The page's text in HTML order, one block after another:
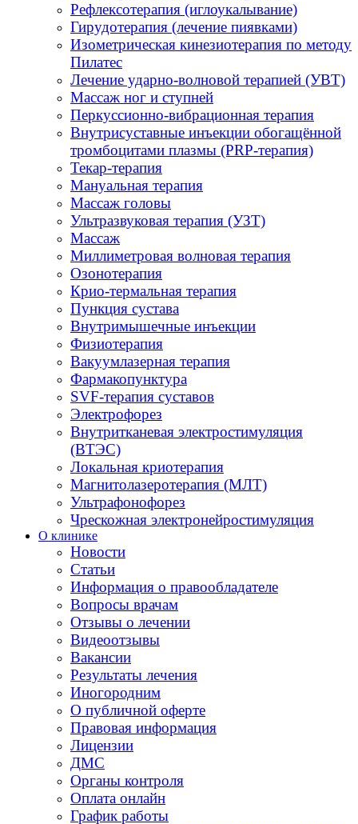
Рефлексотерапия (иглоукалывание)
Гирудотерапия (лечение пиявками)
Изометрическая кинезиотерапия по методу
Пилатес
Лечение ударно-волновой терапией (УВТ)
Массаж ног и ступней
Перкуссионно-вибрационная терапия
Внутрисуставные инъекции обогащённой
тромбоцитами плазмы (PRP-терапия)
Текар-терапия
Мануальная терапия
Массаж головы
Ультразвуковая терапия (УЗТ)
Массаж
Миллиметровая волновая терапия
Озонотерапия
Крио-термальная терапия
Пункция сустава
Внутримышечные инъекции
Физиотерапия
Вакуумлазерная терапия
Фармакопунктура
SVF-терапия суставов
Электрофорез
Внутритканевая электростимуляция
(ВТЭС)
Локальная криотерапия
Магнитолазеротерапия (МЛТ)
Ультрафонофорез
Чрескожная электронейростимуляция
О клинике
Новости
Статьи
Информация о правообладателе
Вопросы врачам
Отзывы о лечении
Видеоотзывы
Вакансии
Результаты лечения
Иногородним
О публичной оферте
Правовая информация
Лицензии
ДМС
Органы контроля
Оплата онлайн
График работы